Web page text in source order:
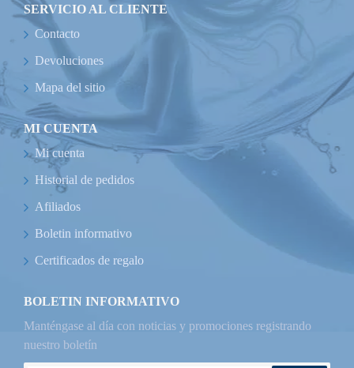
SERVICIO AL CLIENTE
Contacto
Devoluciones
Mapa del sitio
MI CUENTA
Mi cuenta
Historial de pedidos
Afiliados
Boletin informativo
Certificados de regalo
BOLETIN INFORMATIVO
Manténgase al día con noticias y promociones registrando
nuestro boletín